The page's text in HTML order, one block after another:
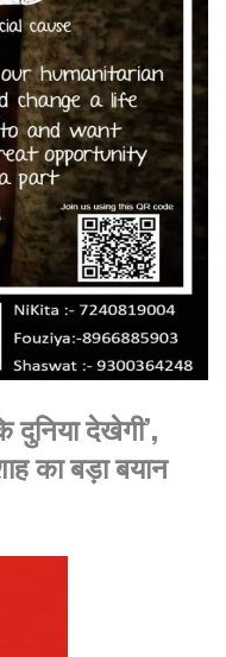
दुनिया देखेगी’,
का बड़ा बयान